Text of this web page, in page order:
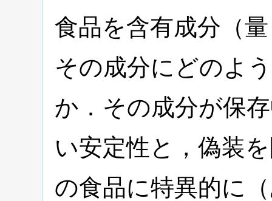
食品を含有成分（
その成分にどのよ
か．その成分が保
い安定性と，偽装
の食品に特異的に